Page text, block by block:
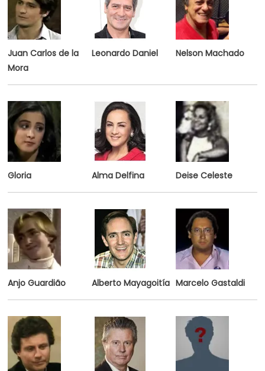
Juan Carlos de la
Mora
Leonardo Daniel Nelson Machado
Gloria Alma Delfina Deise Celeste
Anjo Guardião Alberto Mayagoitía Marcelo Gastaldi